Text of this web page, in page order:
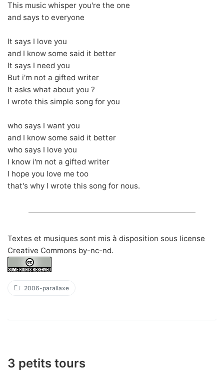
This music whisper you're the one
and says to everyone
It says I love you
and I know some said it better
It says I need you
But i'm not a gifted writer
It asks what about you ?
I wrote this simple song for you
who says I want you
and I know some said it better
who says I love you
I know i'm not a gifted writer
I hope you love me too
that's why I wrote this song for nous.
Textes et musiques sont mis à disposition sous license
Creative Commons by-nc-nd.
2006-parallaxe
3 petits tours